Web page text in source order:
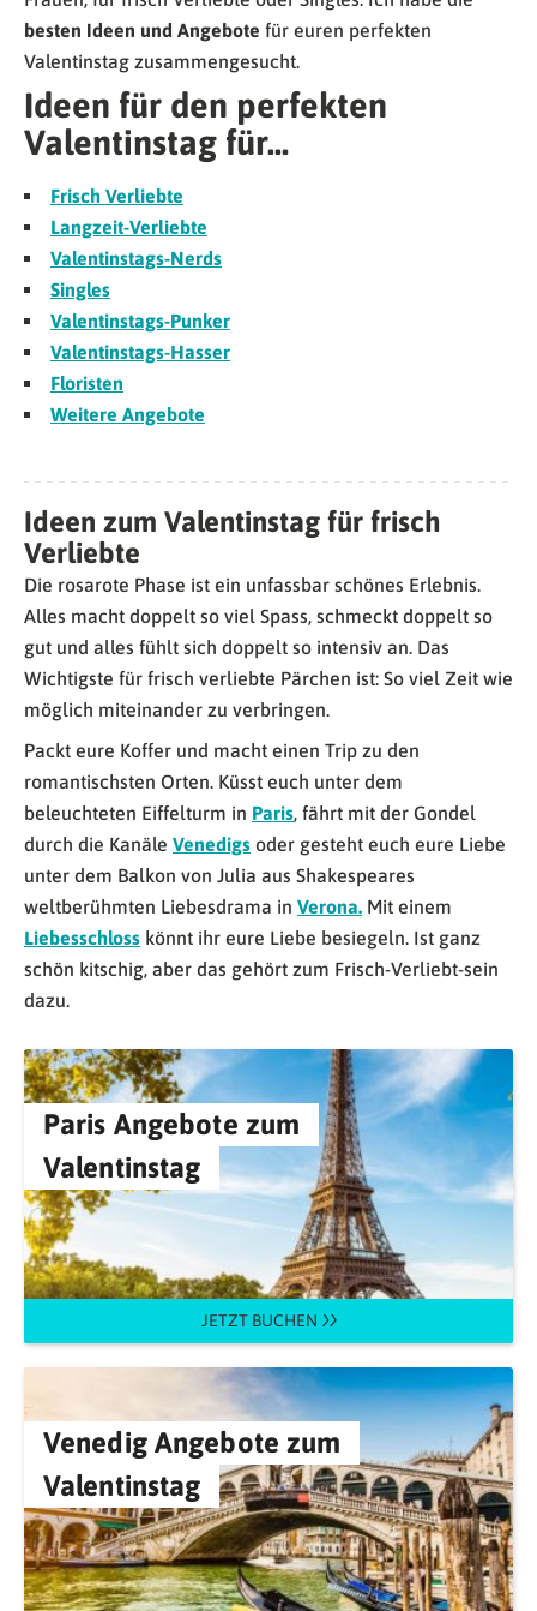
besten Ideen und Angebote für euren perfekten
Valentinstag zusammengesucht.
Ideen für den perfekten
Valentinstag für…
Frisch Verliebte
Langzeit-Verliebte
Valentinstags-Nerds
Singles
Valentinstags-Punker
Valentinstags-Hasser
Floristen
Weitere Angebote
Ideen zum Valentinstag für frisch
Verliebte
Die rosarote Phase ist ein unfassbar schönes Erlebnis.
Alles macht doppelt so viel Spass, schmeckt doppelt so
gut und alles fühlt sich doppelt so intensiv an. Das
Wichtigste für frisch verliebte Pärchen ist: So viel Zeit wie
möglich miteinander zu verbringen.
Packt eure Koffer und macht einen Trip zu den
romantischsten Orten. Küsst euch unter dem
beleuchteten Eiffelturm in Paris, fährt mit der Gondel
durch die Kanäle Venedigs oder gesteht euch eure Liebe
unter dem Balkon von Julia aus Shakespeares
weltberühmten Liebesdrama in Verona. Mit einem
Liebesschloss könnt ihr eure Liebe besiegeln. Ist ganz
schön kitschig, aber das gehört zum Frisch-Verliebt-sein
dazu.
Paris Angebote zum
Valentinstag
JETZT BUCHEN
Venedig Angebote zum
Valentinstag